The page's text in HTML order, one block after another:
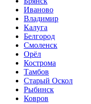
Иваново
Владимир
Калуга
Белгород
Смоленск
Орёл
Кострома
Тамбов
Старый Оскол
Рыбинск
Ковров